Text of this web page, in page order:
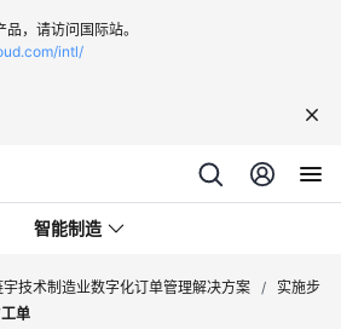
，请访问国际站。
intl/
智能制造
宇技术制造业数字化订单管理解决方案 / 实施步
单